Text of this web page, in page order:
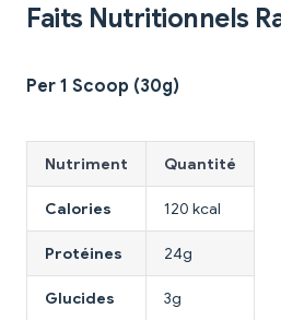
Faits Nutritionnels
Per 1 Scoop (30g)
Nutriment Quantité
Calories 120 kcal
Protéines 24g
Glucides 3g